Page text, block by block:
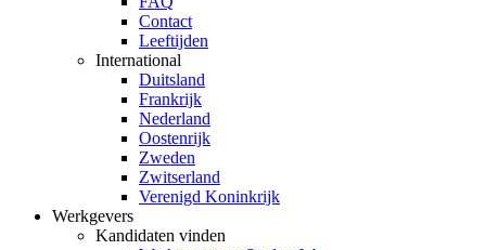
Contact
Leeftijden
International
Duitsland
Frankrijk
Nederland
Oostenrijk
Zweden
Zwitserland
Verenigd Koninkrijk
Werkgevers
Kandidaten vinden